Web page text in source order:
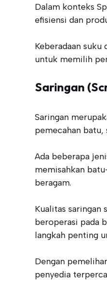
Dalam konteks
efisiensi dan
Keberadaan
untuk memilih
Saringan
Saringan
pemecahan batu,
Ada beberapa
memisahkan
beragam.
Kualitas saringan
beroperasi pada
langkah penting
Dengan
penyedia